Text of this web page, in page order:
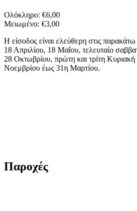
Ολόκληρο: €6,00
Μειωμένο: €3,00
Η είσοδος είναι ελεύθερη στις
18 Απριλίου, 18 Μαΐου, τελευταίο
28 Οκτωβρίου, πρώτη και τρίτη
Νοεμβρίου έως 31η Μαρτίου.
Παροχές